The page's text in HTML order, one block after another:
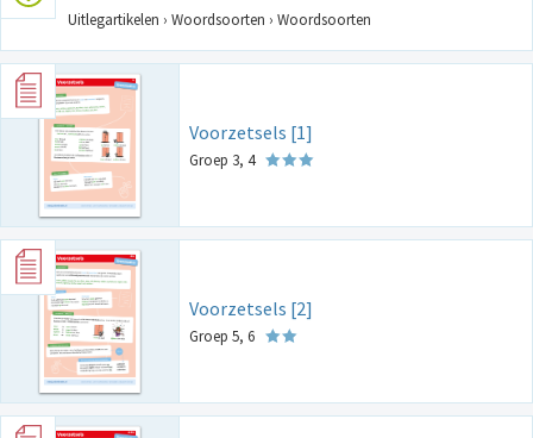
Uitlegartikelen › Woordsoorten › Woordsoorten
Voorzetsels [1]
Groep 3, 4
Voorzetsels [2]
Groep 5, 6